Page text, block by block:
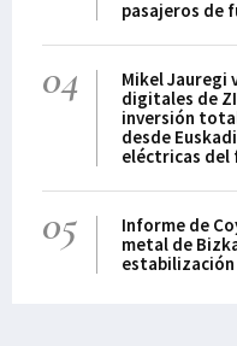
pasajeros de
04
Mikel Jauregi
digitales de
inversión
desde
eléctricas del
05
Informe de
metal de
estabilización